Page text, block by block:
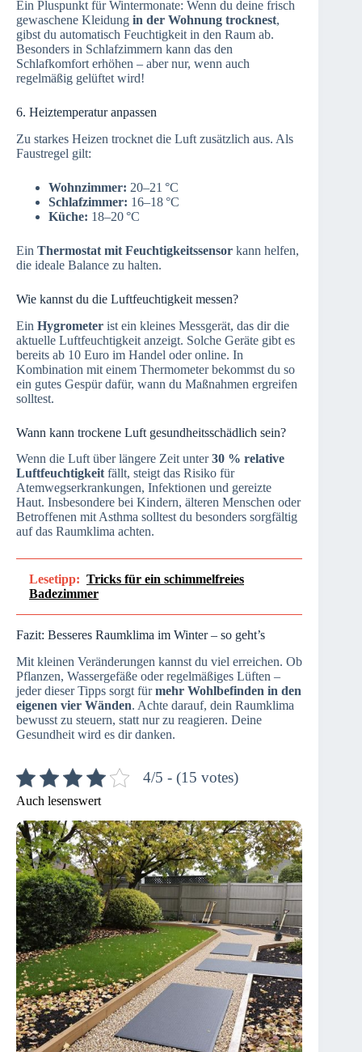
Ein Pluspunkt für Wintermonate: Wenn du deine frisch
gewaschene Kleidung in der Wohnung trocknest,
gibst du automatisch Feuchtigkeit in den Raum ab.
Besonders in Schlafzimmern kann das den
Schlafkomfort erhöhen – aber nur, wenn auch
regelmäßig gelüftet wird!
6. Heiztemperatur anpassen
Zu starkes Heizen trocknet die Luft zusätzlich aus. Als
Faustregel gilt:
Wohnzimmer: 20–21 °C
Schlafzimmer: 16–18 °C
Küche: 18–20 °C
Ein Thermostat mit Feuchtigkeitssensor kann helfen,
die ideale Balance zu halten.
Wie kannst du die Luftfeuchtigkeit messen?
Ein Hygrometer ist ein kleines Messgerät, das dir die
aktuelle Luftfeuchtigkeit anzeigt. Solche Geräte gibt es
bereits ab 10 Euro im Handel oder online. In
Kombination mit einem Thermometer bekommst du so
ein gutes Gespür dafür, wann du Maßnahmen ergreifen
solltest.
Wann kann trockene Luft gesundheitsschädlich sein?
Wenn die Luft über längere Zeit unter30 % relative
Luftfeuchtigkeit fällt, steigt das Risiko für
Atemwegserkrankungen, Infektionen und gereizte
Haut. Insbesondere bei Kindern, älteren Menschen oder
Betroffenen mit Asthma solltest du besonders sorgfältig
auf das Raumklima achten.
Lesetipp: Tricks für ein schimmelfreies
Badezimmer
Fazit: Besseres Raumklima im Winter – so geht’s
Mit kleinen Veränderungen kannst du viel erreichen. Ob
Pflanzen, Wassergefäße oder regelmäßiges Lüften –
jeder dieser Tipps sorgt fürmehr Wohlbefinden in den
eigenen vier Wänden. Achte darauf, dein Raumklima
bewusst zu steuern, statt nur zu reagieren. Deine
Gesundheit wird es dir danken.
4/5 - (15 votes)
Auch lesenswert